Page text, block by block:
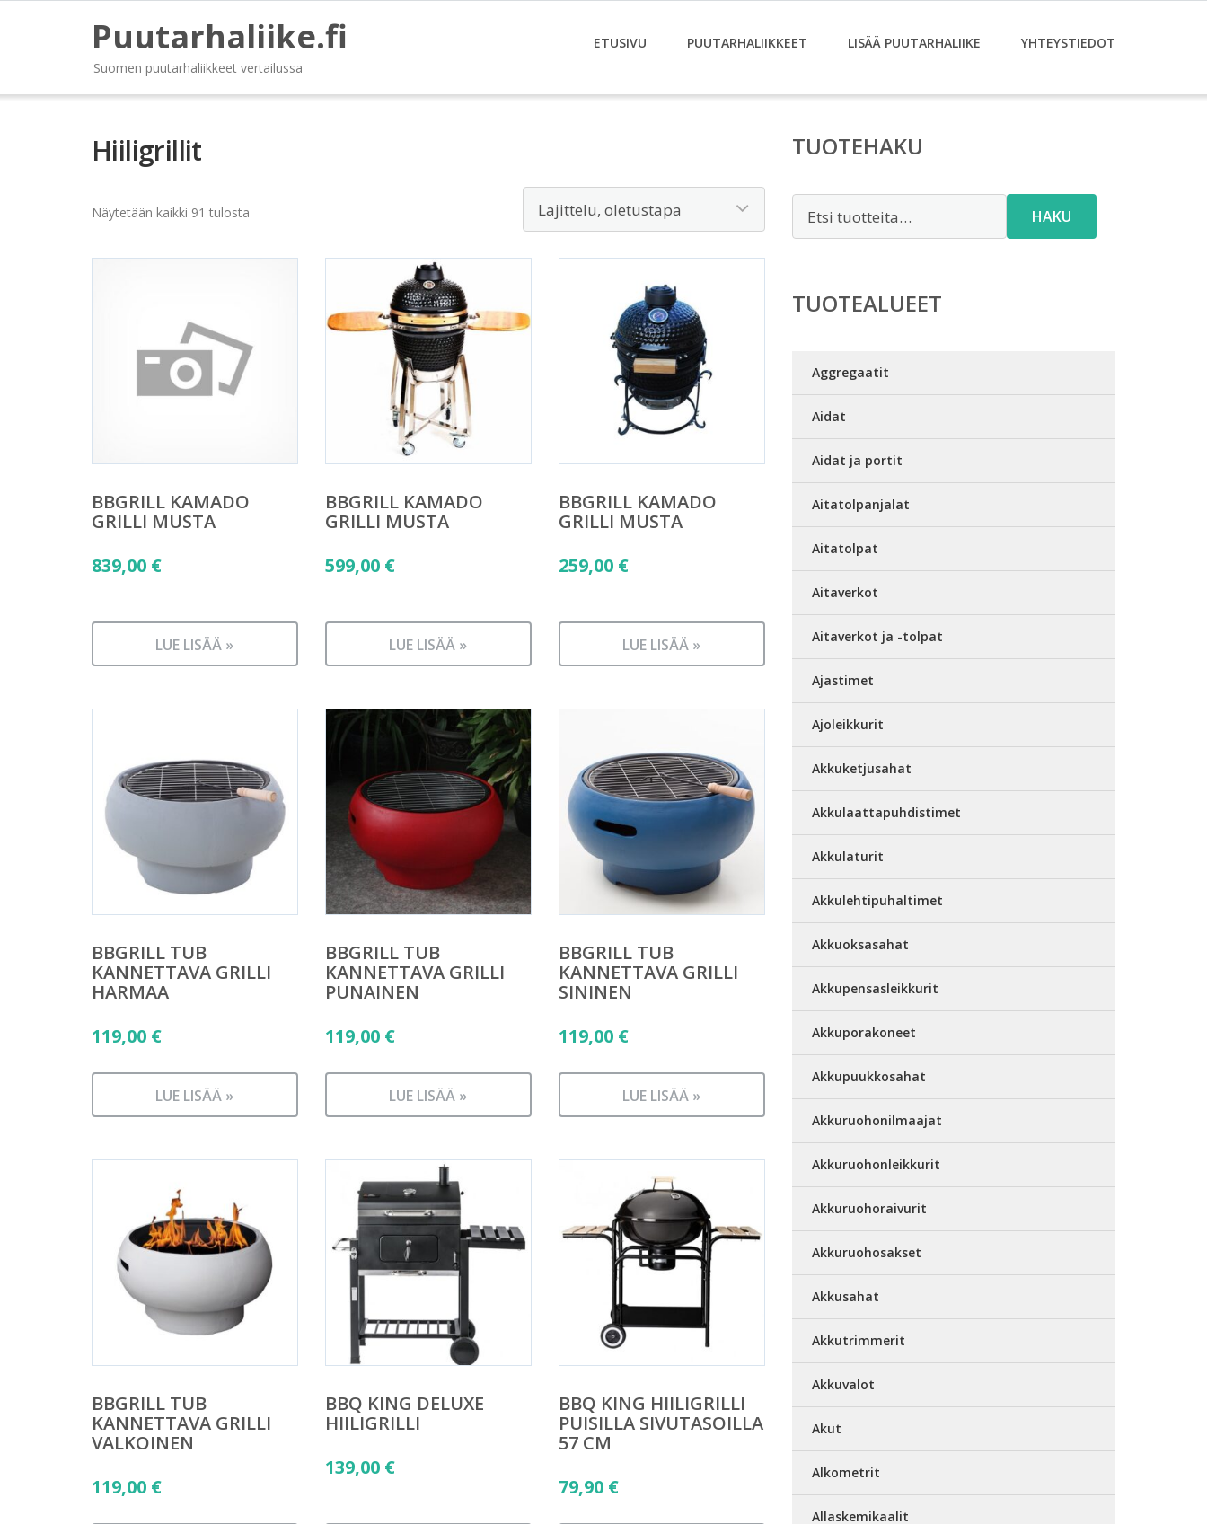
Puutarhaliike.fi
Suomen puutarhaliikkeet vertailussa
ETUSIVU PUUTARHALIIKKEET LISÄÄ PUUTARHALIIKE YHTEYSTIEDOT
Hiiligrillit
Näytetään kaikki 91 tulosta
BBGRILL KAMADO
GRILLI MUSTA
839,00 €
LUE LISÄÄ »
BBGRILL KAMADO
GRILLI MUSTA
599,00 €
LUE LISÄÄ »
BBGRILL KAMADO
GRILLI MUSTA
259,00 €
LUE LISÄÄ »
BBGRILL TUB
KANNETTAVA GRILLI
HARMAA
119,00 €
LUE LISÄÄ »
BBGRILL TUB
KANNETTAVA GRILLI
PUNAINEN
119,00 €
LUE LISÄÄ »
BBGRILL TUB
KANNETTAVA GRILLI
SININEN
119,00 €
LUE LISÄÄ »
BBGRILL TUB
KANNETTAVA GRILLI
VALKOINEN
119,00 €
BBQ KING DELUXE
HIILIGRILLI
139,00 €
BBQ KING HIILIGRILLI
PUISILLA SIVUTASOILLA
57 CM
79,90 €
TUOTEHAKU
HAKU
TUOTEALUEET
Aggregaatit
Aidat
Aidat ja portit
Aitatolpanjalat
Aitatolpat
Aitaverkot
Aitaverkot ja -tolpat
Ajastimet
Ajoleikkurit
Akkuketjusahat
Akkulaattapuhdistimet
Akkulaturit
Akkulehtipuhaltimet
Akkuoksasahat
Akkupensasleikkurit
Akkuporakoneet
Akkupuukkosahat
Akkuruohonilmaajat
Akkuruohonleikkurit
Akkuruohoraivurit
Akkuruohosakset
Akkusahat
Akkutrimmerit
Akkuvalot
Akut
Alkometrit
Allaskemikaalit